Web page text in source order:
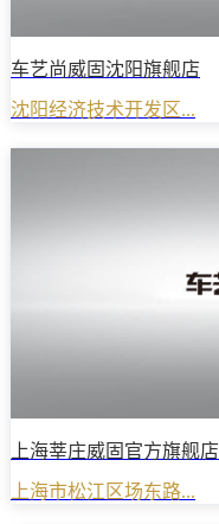
车艺尚威固沈阳旗舰店
沈阳经济技术开发区...
上海莘庄威固官方旗舰店
上海市松江区场东路...